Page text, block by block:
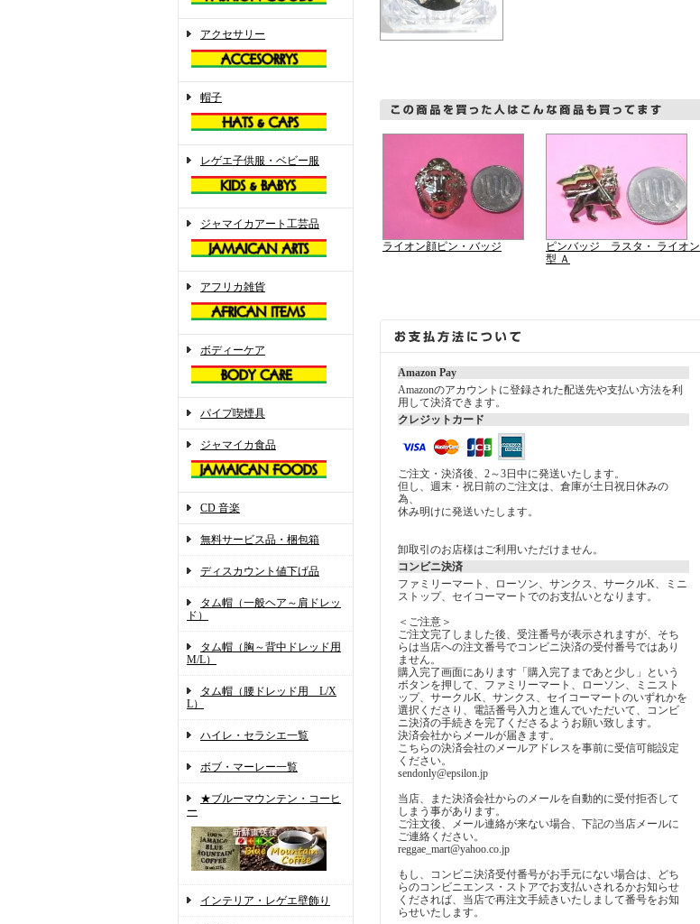
アクセサリー
帽子
レゲエ子供服・ベビー服
ジャマイカアート工芸品
アフリカ雑貨
ボディーケア
パイプ喫煙具
ジャマイカ食品
CD 音楽
無料サービス品・梱包箱
ディスカウント値下げ品
タム帽（一般ヘア～肩ドレッ
ド）
タム帽（胸～背中ドレッド用
M/L）
タム帽（腰ドレッド用 L/X
L）
ハイレ・セラシエ一覧
ボブ・マーレー一覧
★ブルーマウンテン・コーヒ
ー
インテリア・レゲエ壁飾り
ライオン顔ピン・バッジ
ピンバッジ ラスタ・ ライオン
型 Ａ
Amazon Pay
Amazonのアカウントに登録された配送先や支払い方法を利
用して決済できます。
クレジットカード
ご注文・決済後、2～3日中に発送いたします。
但し、週末・祝日前のご注文は、倉庫が土日祝日休みの
為、
休み明けに発送いたします。
卸取引のお店様はご利用いただけません。
コンビニ決済
ファミリーマート、ローソン、サンクス、サークルK、ミニ
ストップ、セイコーマートでのお支払いとなります。
＜ご注意＞
ご注文完了しました後、受注番号が表示されますが、そち
らは当店への注文番号でコンビニ決済の受付番号ではあり
ません。
購入完了画面にあります「購入完了まであと少し」という
ボタンを押して、ファミリーマート、ローソン、ミニスト
ップ、サークルK、サンクス、セイコーマートのいずれかを
選択くださり、電話番号入力と進んでいただいて、コンビ
ニ決済の手続きを完了くださるようお願い致します。
決済会社からメールが届きます。
こちらの決済会社のメールアドレスを事前に受信可能設定
ください。
sendonly@epsilon.jp
当店、また決済会社からのメールを自動的に受付拒否して
しまう事があります。
ご注文後、メール連絡が来ない場合、下記の当店メールに
ご連絡ください。
reggae_mart@yahoo.co.jp
もし、コンビニ決済受付番号がお手元にない場合は、どち
らのコンビニエンス・ストアでお支払いされるかお知らせ
くだされば、当店で再注文手続きいたしまして番号をお知
らせいたします。